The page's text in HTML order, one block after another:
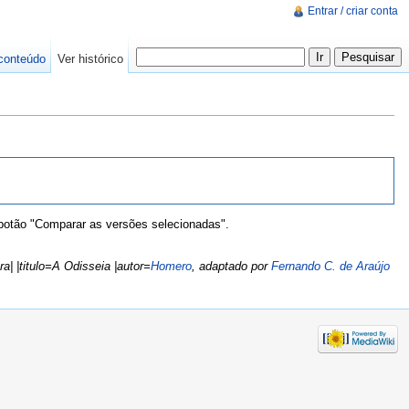
"Comparar as versões selecionadas".
|titulo=A Odisseia |autor=Homero, adaptado por Fernando C. de Araújo
Entrar / criar conta
Ver histórico